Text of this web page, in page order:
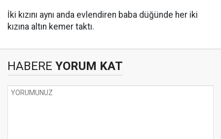
İki kızını aynı anda evlendiren baba düğünde her iki
kızına altın kemer taktı.
HABERE YORUM KAT